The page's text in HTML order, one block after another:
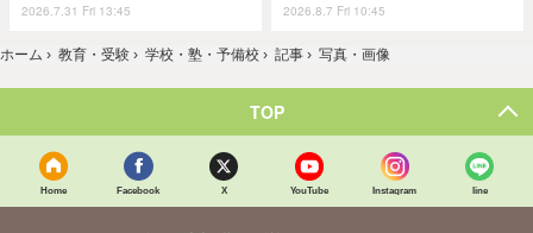
2026.7.31 Fri 13:45 2026.8.7 Fri 10:45
ホーム › 教育・受験 › 学校・塾・予備校 › 記事 › 写真・画像
TOP
Home Facebook X YouTube Instagram line